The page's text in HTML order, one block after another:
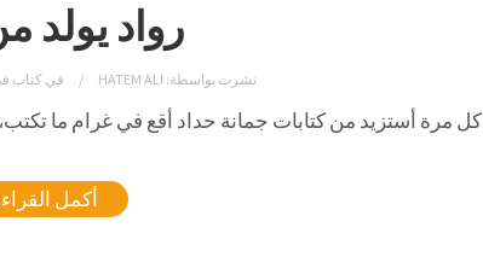
رواد يولد
نشرت بواسطة: HATEM ALI فيكتاب
كل مرة أستزيد من كتابات جمانة حداد أقع في غرام ما
أكمل